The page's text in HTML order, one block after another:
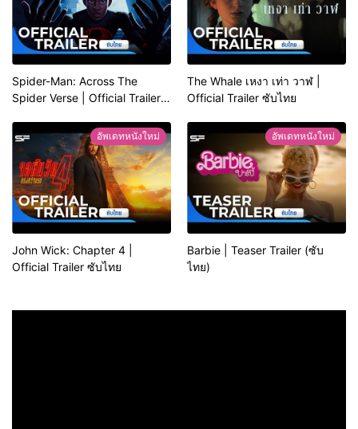
Spider-Man: Across The
Spider Verse | Official Trailer
The Whale เหงา เท่า วาฬ |
Official Trailer ซับไทย
อัพเดทหนังใหม่
John Wick: Chapter 4 |
Official Trailer ซับไทย
อัพเดทหนังใหม่
Barbie | Teaser Trailer (ซับ
ไทย)